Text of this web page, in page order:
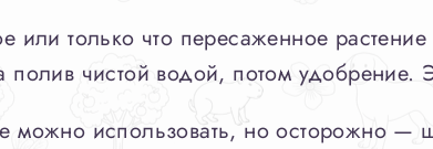
или только что пересаженное
чистой водой, потом удобрение.
можно использовать, но осторожно